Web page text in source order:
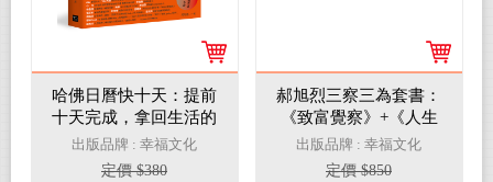
哈佛日曆快十天：提前
十天完成，拿回生活的
主控權；哈佛優等生及
高效主管都在用的奇蹟
出版品牌 : 幸福文化
定價 $380
郝旭烈三察三為套書：
《致富覺察》+《人生
成為》
出版品牌 : 幸福文化
定價 $850